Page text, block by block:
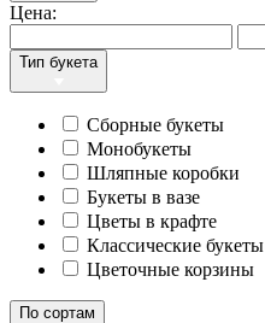
Цена:
Тип букета
Сборные букеты
Монобукеты
Шляпные коробки
Букеты в вазе
Цветы в крафте
Классические букеты
Цветочные корзины
По сортам